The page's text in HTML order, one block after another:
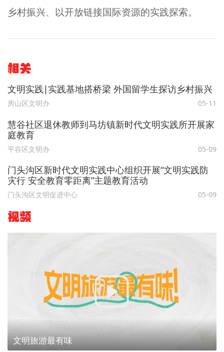
乡村振兴、以开放链接国际资源的实践探索。
相关
文明实践∣实践基地搭桥梁 外国留学生探访乡村振兴
房山区文明办 05-11
慧谷社区退休教师到马坊镇新时代文明实践所开展家
庭教育
平谷区文明办 05-09
门头沟区新时代文明实践中心组织开展“文明实践防
灾行 安全教育零距离”主题教育活动
门头沟区文明促进中心 05-09
视频
文明旅游最有味